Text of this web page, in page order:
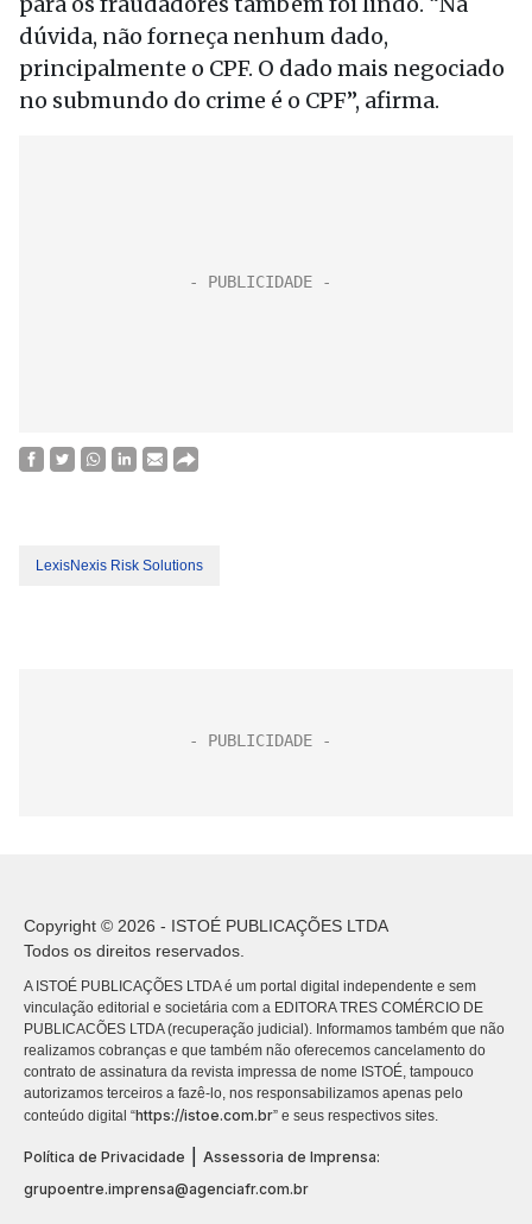
dúvida, não forneça nenhum dado,
principalmente o CPF. O dado mais negociado
no submundo do crime é o CPF”, afirma.
LexisNexis Risk Solutions
Copyright © 2026 - ISTOÉ PUBLICAÇÕES LTDA
Todos os direitos reservados.
A ISTOÉ PUBLICAÇÕES LTDA é um portal digital independente e sem
vinculação editorial e societária com a EDITORA TRES COMÉRCIO DE
PUBLICACÕES LTDA (recuperação judicial). Informamos também que não
realizamos cobranças e que também não oferecemos cancelamento do
contrato de assinatura da revista impressa de nome ISTOÉ, tampouco
autorizamos terceiros a fazê-lo, nos responsabilizamos apenas pelo
conteúdo digital “https://istoe.com.br” e seus respectivos sites.
Política de Privacidade
Assessoria de Imprensa:
grupoentre.imprensa@agenciafr.com.br